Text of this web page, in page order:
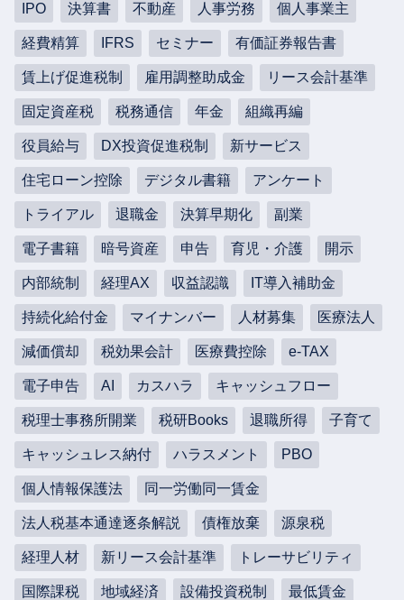
IPO 決算書 不動産 人事労務 個人事業主
経費精算 IFRS セミナー 有価証券報告書
賃上げ促進税制 雇用調整助成金 リース会計基準
固定資産税 税務通信 年金 組織再編
役員給与 DX投資促進税制 新サービス
住宅ローン控除 デジタル書籍 アンケート
トライアル 退職金 決算早期化 副業
電子書籍 暗号資産 申告 育児・介護 開示
内部統制 経理AX 収益認識 IT導入補助金
持続化給付金 マイナンバー 人材募集 医療法人
減価償却 税効果会計 医療費控除 e-TAX
電子申告 AI カスハラ キャッシュフロー
税理士事務所開業 税研Books 退職所得 子育て
キャッシュレス納付 ハラスメント PBO
個人情報保護法 同一労働同一賃金
法人税基本通達逐条解説 債権放棄 源泉税
経理人材 新リース会計基準 トレーサビリティ
国際課税 地域経済 設備投資税制 最低賃金